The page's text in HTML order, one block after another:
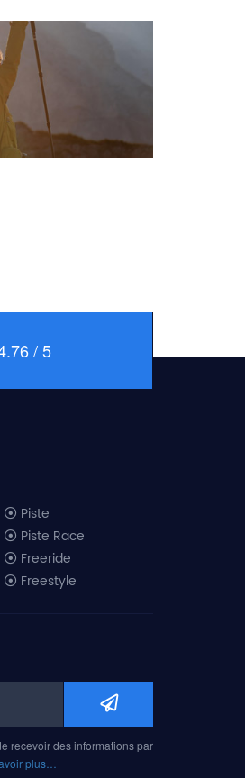
/ 5
Piste
Piste Race
Freeride
Freestyle
Ski freeride 2019
Ski freestyle 2019
Ski AM 2019
recevoir des informations par
plus…